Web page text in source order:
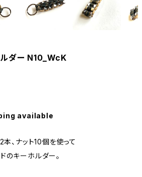
ダー N10_WcK
available
、ナット10個を使って
のキーホルダー。